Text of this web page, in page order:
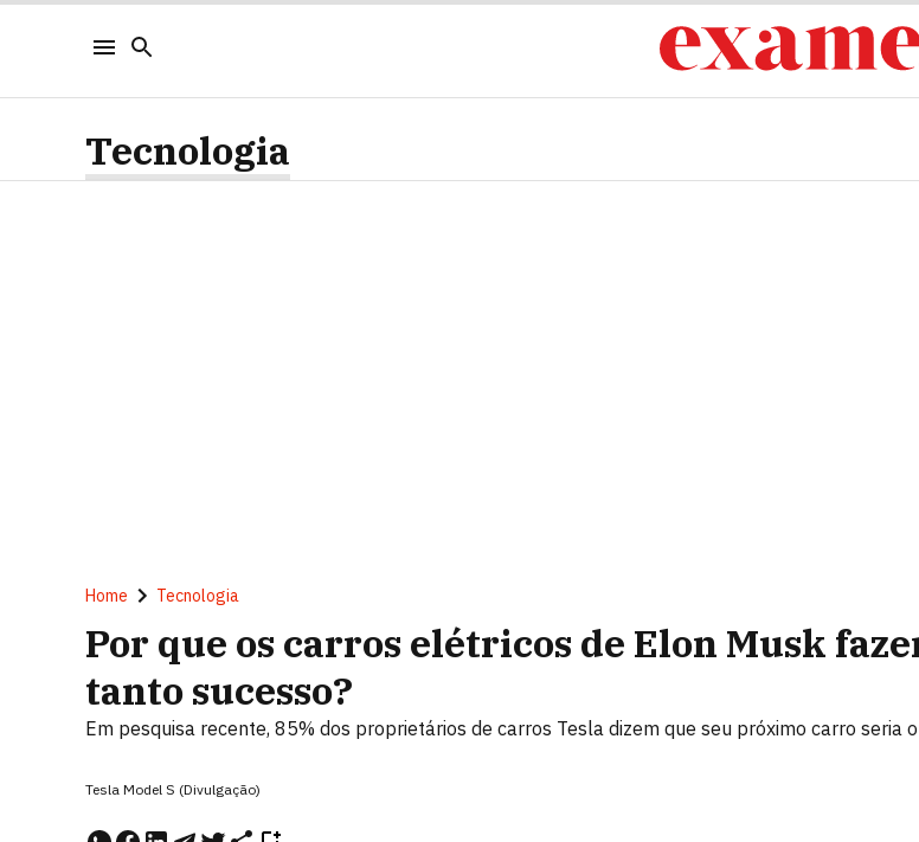
Tecnologia
Home Tecnologia
Por que os carros elétricos de Elon Musk
tanto sucesso?
Em pesquisa recente, 85% dos proprietários de carros Tesla dizem que seu próximo carro seria
Tesla Model S (Divulgação)